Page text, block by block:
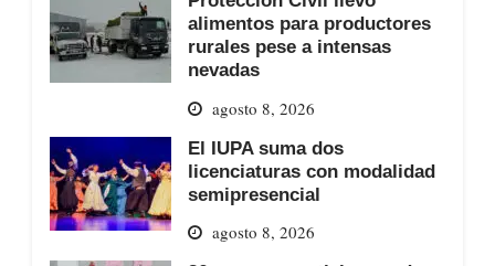
alimentos para productores
rurales pese a intensas
nevadas
agosto 8, 2026
El IUPA suma dos
licenciaturas con modalidad
semipresencial
agosto 8, 2026